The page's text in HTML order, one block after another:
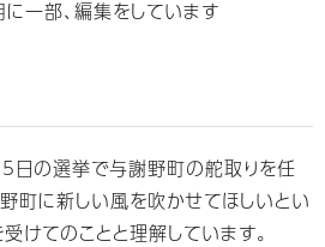
一部、編集をしています
日の選挙で与謝野町の舵取りを任
野町に新しい風を吹かせてほしいとい
けてのことと理解しています。